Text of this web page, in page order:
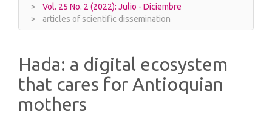
Vol. 25 No. 2 (2022): Julio - Diciembre
articles of scientific dissemination
Hada: a digital ecosystem
that cares for Antioquian
mothers